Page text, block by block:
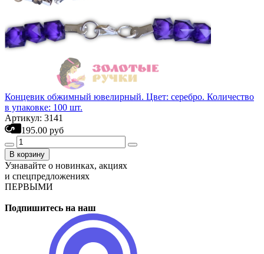
Концевик обжимный ювелирный. Цвет: серебро. Количество
в упаковке: 100 шт.
Артикул: 3141
195.00 руб
В корзину
Узнавайте о новинках, акциях
и спецпредложениях
ПЕРВЫМИ
Подпишитесь на наш